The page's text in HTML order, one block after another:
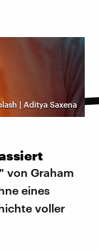
| Aditya Saxena
von Graham
eines
voller